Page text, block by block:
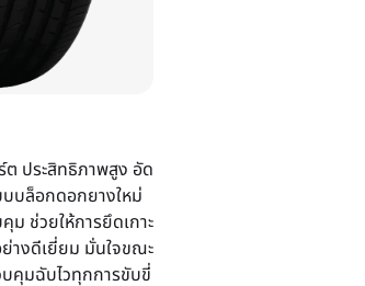
ประสิทธิภาพสูง อัด
บล็อกดอกยางใหม่
ช่วยให้การยึดเกาะ
างดีเยี่ยม มั่นใจขณะ
บคุมฉับไวทุกการขับขี่